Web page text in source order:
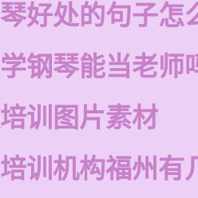
好处的句子怎
钢琴能当老师
训图片素材
训机构福州有